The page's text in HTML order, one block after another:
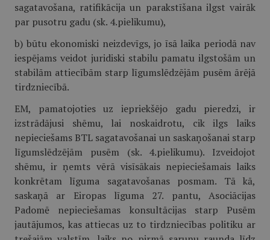
sagatavošana, ratifikācija un parakstīšana ilgst vairāk
par pusotru gadu (sk. 4.pielikumu),
b) būtu ekonomiski neizdevīgs, jo īsā laika periodā nav
iespējams veidot juridiski stabilu pamatu ilgstošām un
stabilām attiecībām starp līgumslēdzējām pusēm ārējā
tirdzniecībā.
EM, pamatojoties uz iepriekšējo gadu pieredzi, ir
izstrādājusi shēmu, lai noskaidrotu, cik ilgs laiks
nepieciešams BTL sagatavošanai un saskaņošanai starp
līgumslēdzējām pusēm (sk. 4.pielikumu). Izveidojot
shēmu, ir ņemts vērā visīsākais nepieciešamais laiks
konkrētam līguma sagatavošanas posmam. Tā kā,
saskaņā ar Eiropas līguma 27. pantu, Asociācijas
Padomē nepieciešamas konsultācijas starp Pusēm
jautājumos, kas attiecas uz to tirdzniecības politiku ar